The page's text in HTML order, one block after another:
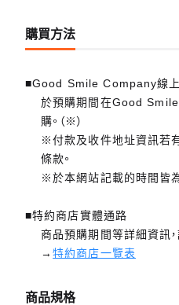
購買方法
■Good Smile Company線
於預購期間在Good
購。（※）
※付款及收件地址資訊若
條款。
※於本網站記載的時間皆
■特約商店實體通路
商品預購期間等詳細資訊，
→特約商店一覽表
商品規格